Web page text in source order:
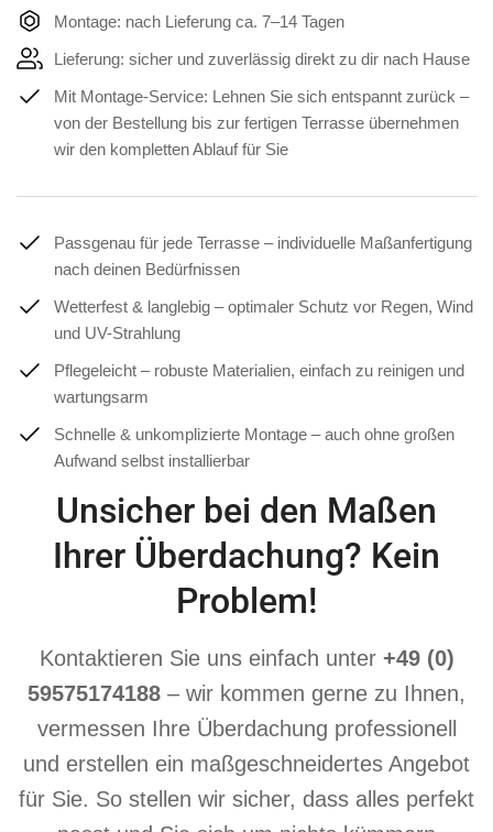
Montage: nach Lieferung ca. 7–14 Tagen
Lieferung: sicher und zuverlässig direkt zu dir nach Hause
Mit Montage-Service: Lehnen Sie sich entspannt zurück –
von der Bestellung bis zur fertigen Terrasse übernehmen
wir den kompletten Ablauf für Sie
Passgenau für jede Terrasse – individuelle Maßanfertigung
nach deinen Bedürfnissen
Wetterfest & langlebig – optimaler Schutz vor Regen, Wind
und UV-Strahlung
Pflegeleicht – robuste Materialien, einfach zu reinigen und
wartungsarm
Schnelle & unkomplizierte Montage – auch ohne großen
Aufwand selbst installierbar
Unsicher bei den Maßen
Ihrer Überdachung? Kein
Problem!
Kontaktieren Sie uns einfach unter +49 (0)
59575174188 – wir kommen gerne zu Ihnen,
vermessen Ihre Überdachung professionell
und erstellen ein maßgeschneidertes Angebot
für Sie. So stellen wir sicher, dass alles perfekt